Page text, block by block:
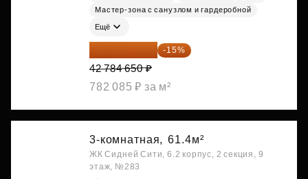
Мастер-зона с санузлом и гардеробной
Ещё
36 366 953 ₽ -15%
42 784 650 ₽
782 085 ₽ за м²
3-комнатная, 61.4м²
ЖК Сидней Сити, 6.2 корпус, 2 секция, 9
этаж, №283